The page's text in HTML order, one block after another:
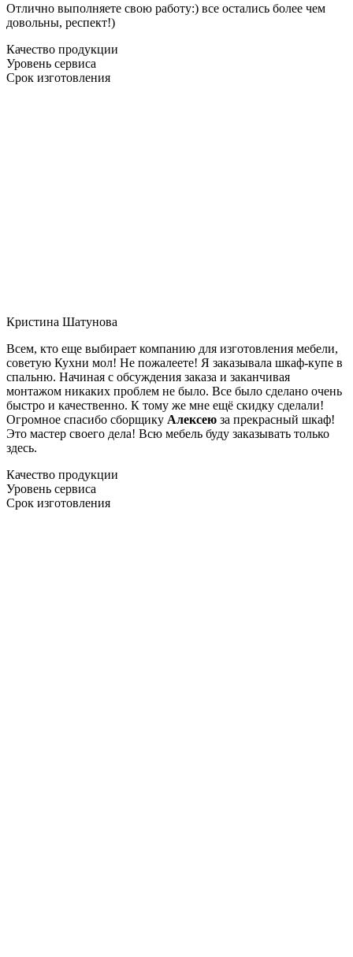
Отлично выполняете свою работу:) все остались более чем
довольны, респект!)
Качество продукции
Уровень сервиса
Срок изготовления
Кристина Шатунова
Всем, кто еще выбирает компанию для изготовления мебели,
советую Кухни мол! Не пожалеете! Я заказывала шкаф-купе в
спальню. Начиная с обсуждения заказа и заканчивая
монтажом никаких проблем не было. Все было сделано очень
быстро и качественно. К тому же мне ещё скидку сделали!
Огромное спасибо сборщику Алексею за прекрасный шкаф!
Это мастер своего дела! Всю мебель буду заказывать только
здесь.
Качество продукции
Уровень сервиса
Срок изготовления